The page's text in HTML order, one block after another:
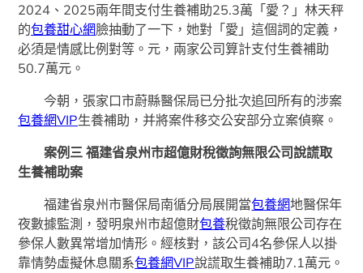
2024、2025兩年間支付生養補助25.3萬「愛？」林天秤
的包養甜心網臉抽動了一下，她對「愛」這個詞的定義，
必須是情感比例對等。元，兩家公司算計支付生養補助
50.7萬元。
今朝，張家口市蔚縣醫保局已分批次追回所有的涉案
包養網VIP生養補助，并將案件移交公安部分立案偵察。
案例三 福建省泉州市超億財稅徵詢無限公司說謊取
生養補助案
福建省泉州市醫保局南循分局展開當包養網地醫保年
夜數據監測，發明泉州市超億財包養稅徵詢無限公司存在
參保人數異常增加情形。經核對，該公司4名參保人以掛
靠情勢虛擬休息關系包養網VIP說謊取生養補助7.1萬元。